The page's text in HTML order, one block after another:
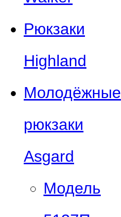
Рюкзаки
Highland
Молодёжные
рюкзаки
Asgard
Модель